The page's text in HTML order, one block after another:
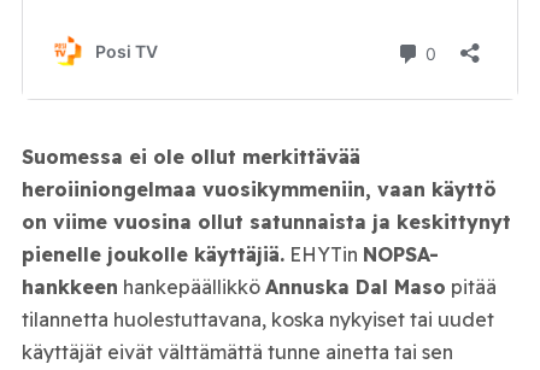
Suomessa ei ole ollut merkittävää
heroiiniongelmaa vuosikymmeniin, vaan käyttö
on viime vuosina ollut satunnaista ja keskittynyt
pienelle joukolle käyttäjiä.EHYTin NOPSA-
hankkeen hankepäällikkö Annuska Dal Maso pitää
tilannetta huolestuttavana, koska nykyiset tai uudet
käyttäjät eivät välttämättä tunne ainetta tai sen